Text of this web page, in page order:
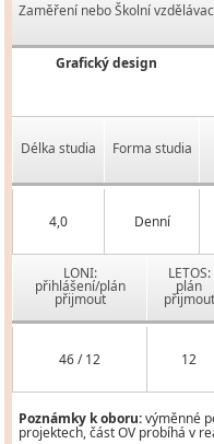
Zaměření nebo Školní
Grafický design
Délka studia Forma studia
4,0 Denní
LONI:
přihlášení/plán
přijmout
LETOS:
plán
přijmout
46 / 12 12
Poznámky k oboru:výměnné
projektech, část OV probíhá v